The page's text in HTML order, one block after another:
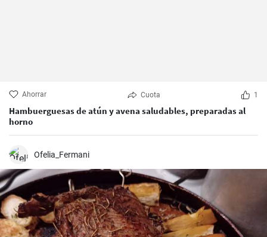
Ahorrar Cuota 1
Hambuerguesas de atún y avena saludables, preparadas al
horno
Ofelia_Fermani